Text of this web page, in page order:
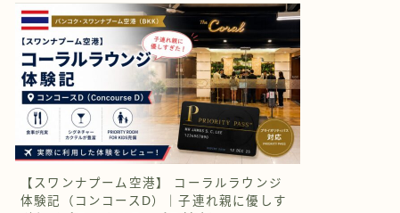
【スワンナプーム空港】 コーラルラウンジ
体験記（コンコースD）｜子連れ親に優しす